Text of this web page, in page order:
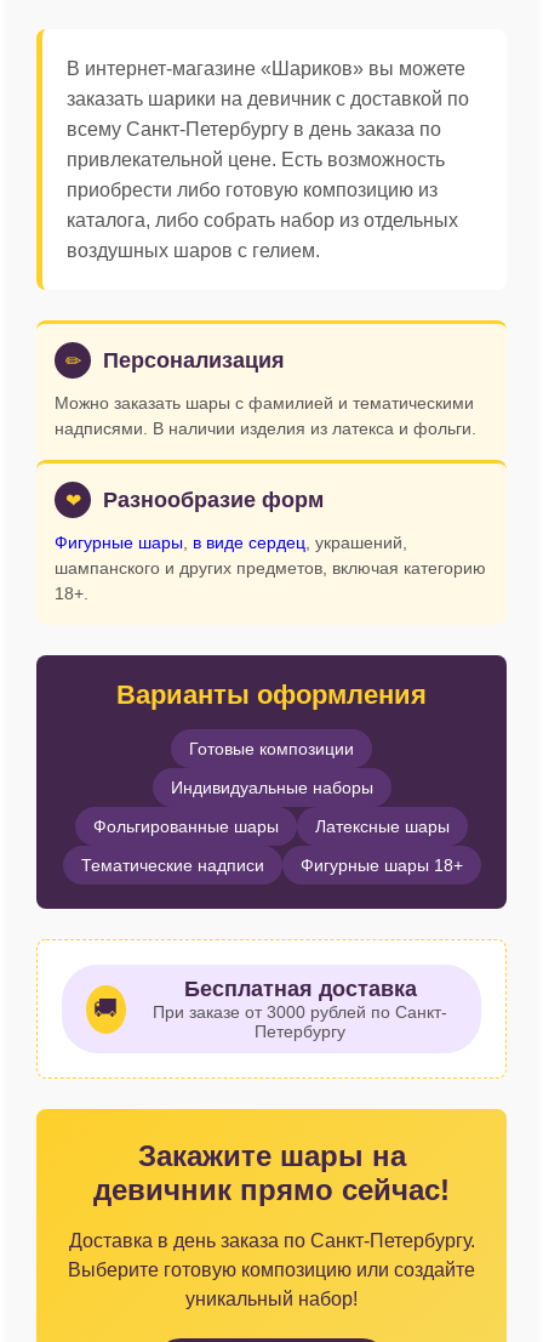
В интернет-магазине «Шариков» вы можете
заказать шарики на девичник с доставкой по
всему Санкт-Петербургу в день заказа по
привлекательной цене. Есть возможность
приобрести либо готовую композицию из
каталога, либо собрать набор из отдельных
воздушных шаров с гелием.
✏ Персонализация
Можно заказать шары с фамилией и тематическими
надписями. В наличии изделия из латекса и фольги.
❤ Разнообразие форм
Фигурные шары, в виде сердец, украшений,
шампанского и других предметов, включая категорию
18+.
Варианты оформления
Готовые композиции
Индивидуальные наборы
Фольгированные шары
Латексные шары
Тематические надписи
Фигурные шары 18+
🚚
Бесплатная доставка
При заказе от 3000 рублей по Санкт-
Петербургу
Закажите шары на
девичник прямо сейчас!
Доставка в день заказа по Санкт-Петербургу.
Выберите готовую композицию или создайте
уникальный набор!